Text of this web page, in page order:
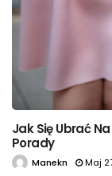
Jak Się Ubrać
Porady
Manekn Maj